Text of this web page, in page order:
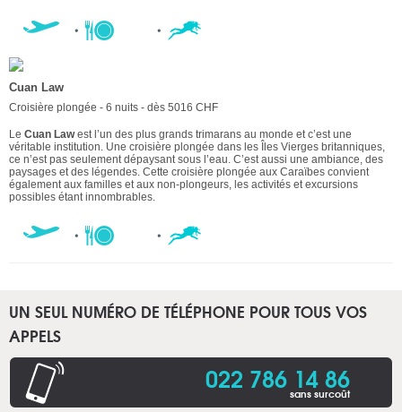
Cuan Law
Croisière plongée - 6 nuits - dès 5016 CHF
Le Cuan Lawest l’un des plus grands trimarans au monde et c’est une
véritable institution. Une croisière plongée dans les Îles Vierges britanniques,
ce n’est pas seulement dépaysant sous l’eau. C’est aussi une ambiance, des
paysages et des légendes. Cette croisière plongée aux Caraïbes convient
également aux familles et aux non-plongeurs, les activités et excursions
possibles étant innombrables.
UN SEUL NUMÉRO DE TÉLÉPHONE POUR TOUS VOS
APPELS
022 786 14 86
sans surcoût